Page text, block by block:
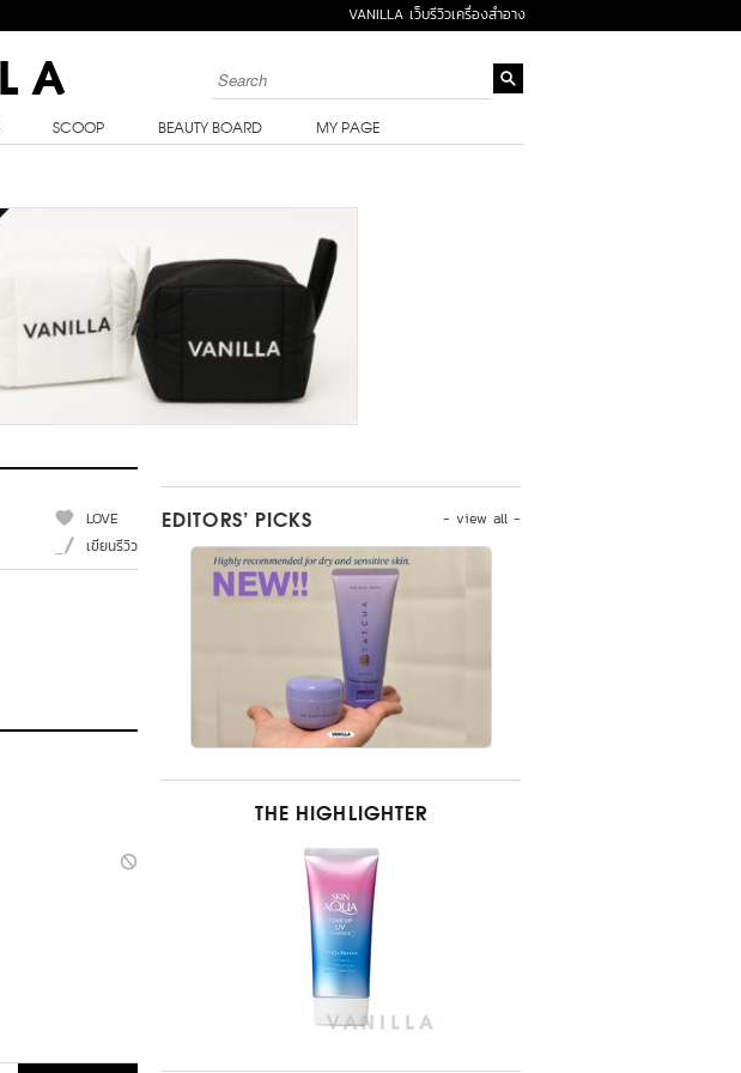
VANILLA เว็บรีวิวเครื่องสำอาง
SCOOP BEAUTY BOARD MY PAGE
LOVE
เขียนรีวิว
- view all -
EDITORS’ PICKS
THE HIGHLIGHTER